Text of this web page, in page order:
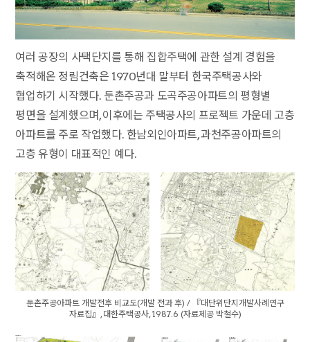
여러 공장의 사택단지를 통해 집합주택에 관한 설계 경험을
축적해온 정림건축은 1970년대 말부터 한국주택공사와
협업하기 시작했다. 둔촌주공과 도곡주공아파트의 평형별
평면을 설계했으며, 이후에는 주택공사의 프로젝트 가운데 고층
아파트를 주로 작업했다. 한남외인아파트, 과천주공아파트의
고층 유형이 대표적인 예다.
둔촌주공아파트 개발전후 비교도(개발 전과 후) / 『대단위단지개발사례연구
자료집』, 대한주택공사, 1987.6 (자료제공 박철수)